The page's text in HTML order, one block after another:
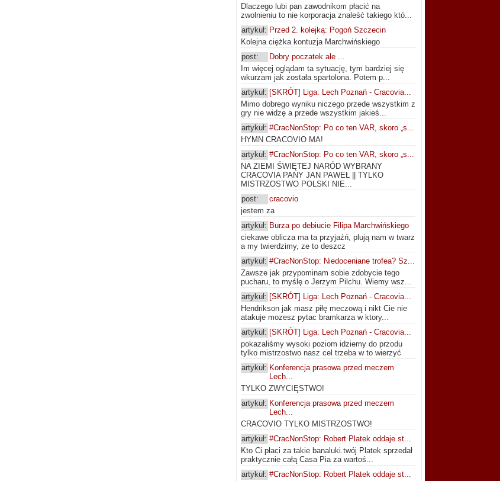
Dlaczego lubi pan zawodnikom płacić na
zwolnieniu to nie korporacja znaleść takiego któ...
artykuł: Przed 2. kolejką: Pogoń Szczecin
Kolejna ciężka kontuzja Marchwińskiego
post:
Dobry poczatek ale ...
Im więcej oglądam ta sytuację, tym bardziej się
wkurzam jak została spartolona. Potem p...
artykuł: [SKRÓT] Liga: Lech Poznań - Cracovia...
Mimo dobrego wyniku niczego przede wszystkim z
gry nie widzę a przede wszystkim jakieś...
artykuł: #CracNonStop: Po co ten VAR, skoro „s...
HYMN CRACOVIO MA!
artykuł: #CracNonStop: Po co ten VAR, skoro „s...
NA ZIEMI ŚWIĘTEJ NARÓD WYBRANY
CRACOVIA PANY JAN PAWEŁ || TYLKO
MISTRZOSTWO POLSKI NIE...
post:
cracovio
jestem za
artykuł: Burza po debiucie Filipa Marchwińskiego
ciekawe oblicza ma ta przyjaźń, plują nam w twarz
a my twierdzimy, ze to deszcz
artykuł: #CracNonStop: Niedoceniane trofea? Sz...
Zawsze jak przypominam sobie zdobycie tego
pucharu, to myślę o Jerzym Pilchu. Wiemy wsz...
artykuł: [SKRÓT] Liga: Lech Poznań - Cracovia...
Hendrikson jak masz piłę meczową i nikt Cie nie
atakuje mozesz pytac bramkarza w ktory...
artykuł: [SKRÓT] Liga: Lech Poznań - Cracovia...
pokazaliśmy wysoki poziom idziemy do przodu
tylko mistrzostwo nasz cel trzeba w to wierzyć
artykuł: Konferencja prasowa przed meczem
Lech...
TYLKO ZWYCIĘSTWO!
artykuł: Konferencja prasowa przed meczem
Lech...
CRACOVIO TYLKO MISTRZOSTWO!
artykuł: #CracNonStop: Robert Platek oddaje st...
Kto Ci płaci za takie banaluki.twój Platek sprzedał
praktycznie całą Casa Pia za wartoś...
artykuł: #CracNonStop: Robert Platek oddaje st...